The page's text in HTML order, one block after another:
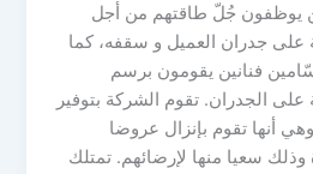
يوظفون جُلّ طاقتهم من أجل
على جدران العميل و سقفه، كما
فنانين يقومون برسم
الجدران. تقوم الشركة بتوفير
وهي أنها تقوم بإنزال عروضا
سعيا منها لإرضائهم. تمتلك